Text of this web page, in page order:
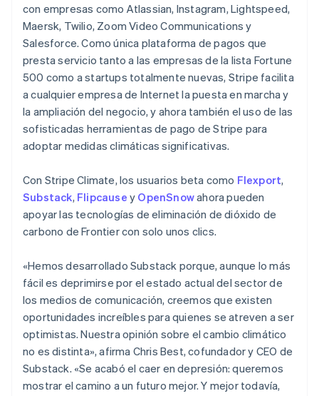
con empresas como Atlassian, Instagram, Lightspeed,
Maersk, Twilio, Zoom Video Communications y
Salesforce. Como única plataforma de pagos que
presta servicio tanto a las empresas de la lista Fortune
500 como a startups totalmente nuevas, Stripe facilita
a cualquier empresa de Internet la puesta en marcha y
la ampliación del negocio, y ahora también el uso de las
sofisticadas herramientas de pago de Stripe para
adoptar medidas climáticas significativas.
Con Stripe Climate, los usuarios beta como Flexport,
Substack, Flipcause y OpenSnowahora pueden
apoyar las tecnologías de eliminación de dióxido de
carbono de Frontier con solo unos clics.
«Hemos desarrollado Substack porque, aunque lo más
fácil es deprimirse por el estado actual del sector de
los medios de comunicación, creemos que existen
oportunidades increíbles para quienes se atreven a ser
optimistas. Nuestra opinión sobre el cambio climático
no es distinta», afirma Chris Best, cofundador y CEO de
Substack. «Se acabó el caer en depresión: queremos
mostrar el camino a un futuro mejor. Y mejor todavía,
Eslovenia
EnglishItaliano
España
EspañolEnglish
Estados Unidos
EnglishEspañol简体中文
Estonia
English
Finlandia
EnglishSvenska
Francia
Gibraltar
English
Grecia
English
Hungría
India
English
Irlanda
English
Italia
ItalianoEnglish
Japón
日本語English
Letonia